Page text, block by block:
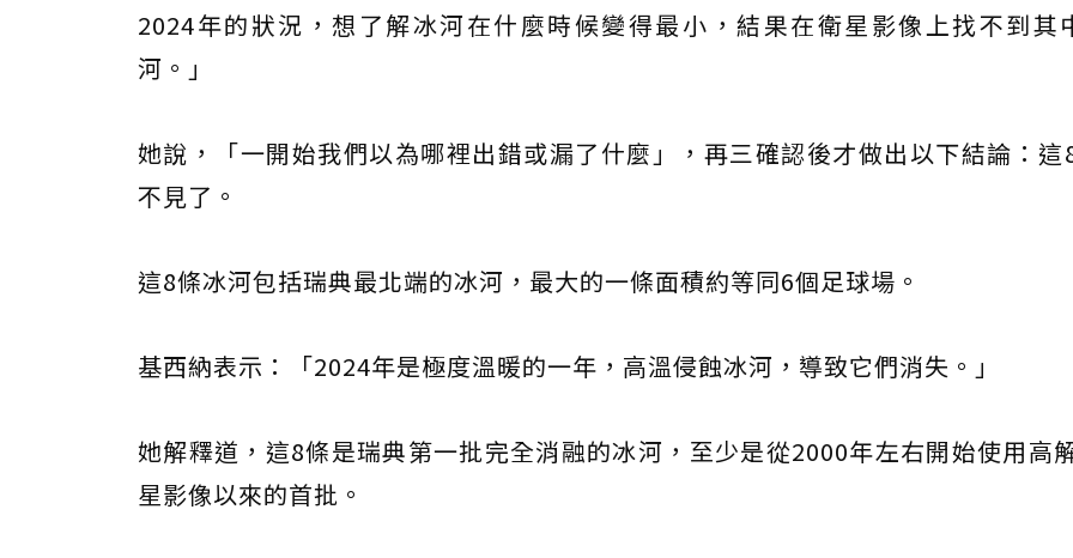
2024年的狀況，想了解冰河在什麼時候變得最小，結果在衛星影像上找不到其
河。」
她說，「一開始我們以為哪裡出錯或漏了什麼」，再三確認後才做出以下結論：這
不見了。
這8條冰河包括瑞典最北端的冰河，最大的一條面積約等同6個足球場。
基西納表示：「2024年是極度溫暖的一年，高溫侵蝕冰河，導致它們消失。」
她解釋道，這8條是瑞典第一批完全消融的冰河，至少是從2000年左右開始使用高
星影像以來的首批。